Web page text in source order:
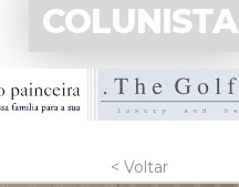
COLUNISTA
< Voltar